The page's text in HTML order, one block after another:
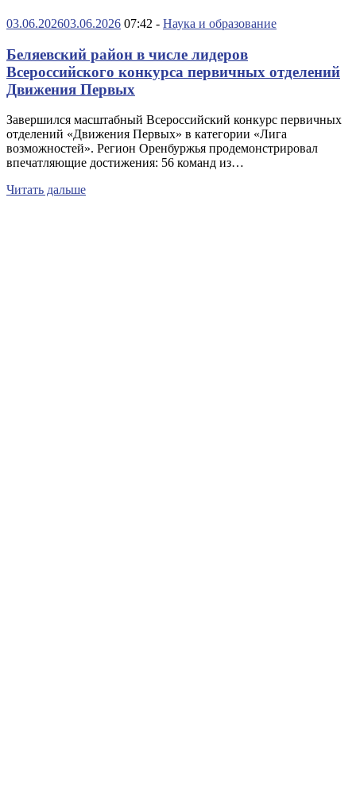
03.06.202603.06.2026 07:42 - Наука и образование
Беляевский район в числе лидеров
Всероссийского конкурса первичных отделений
Движения Первых
Завершился масштабный Всероссийский конкурс первичных
отделений «Движения Первых» в категории «Лига
возможностей». Регион Оренбуржья продемонстрировал
впечатляющие достижения: 56 команд из…
Читать дальше